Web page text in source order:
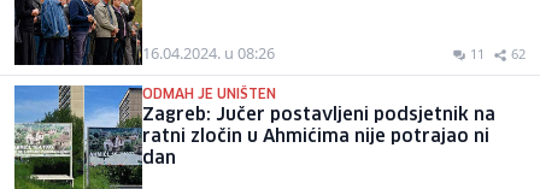
16.04.2024. u 08:26 11 62
ODMAH JE UNIŠTEN
Zagreb: Jučer postavljeni podsjetnik na
ratni zločin u Ahmićima nije potrajao ni
dan